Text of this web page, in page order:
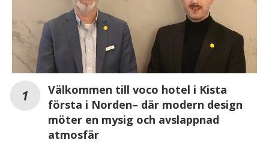
Välkommen till voco hotel i Kista
första i Norden– där modern design
möter en mysig och avslappnad
atmosfär